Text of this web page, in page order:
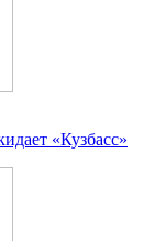
«Кузбасс»